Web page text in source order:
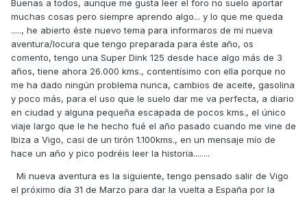
Buenas a todos, aunque me gusta leer el foro no suelo aportar
muchas cosas pero siempre aprendo algo... y lo que me queda
....., he abierto éste nuevo tema para informaros de mi nueva
aventura/locura que tengo preparada para éste año, os
comento, tengo una Super Dink 125 desde hace algo más de 3
años, tiene ahora 26.000 kms., contentísimo con ella porque no
me ha dado ningún problema nunca, cambios de aceite, gasolina
y poco más, para el uso que le suelo dar me va perfecta, a diario
en ciudad y alguna pequeña escapada de pocos kms., el único
viaje largo que le he hecho fué el año pasado cuando me vine de
Ibiza a Vigo, casi de un tirón 1.100kms., en un mensaje mío de
hace un año y pico podréis leer la historia........
Mi nueva aventura es la siguiente, tengo pensado salir de Vigo
el próximo día 31 de Marzo para dar la vuelta a España por la